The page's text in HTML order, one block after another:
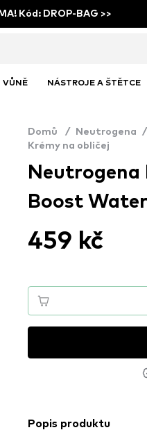
Kód: DROP-BAG >>
VŮNĚ NÁSTROJE A ŠTĚTCE
Domů / Neutrogena /
Krémy na obličej
Boost Water
459 kč
Popis produktu